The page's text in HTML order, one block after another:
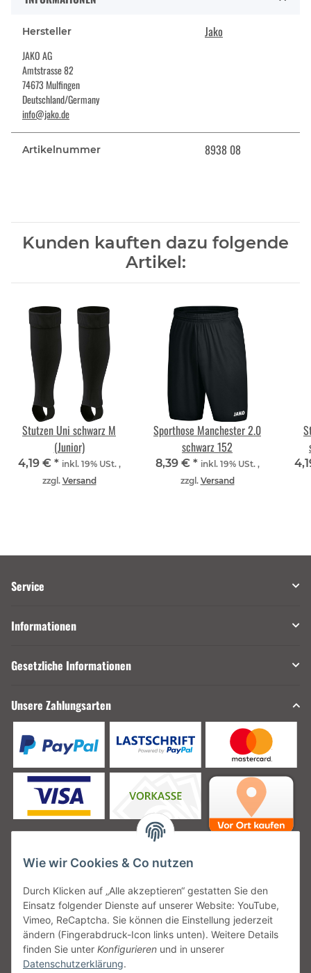
Hersteller Jako
JAKO AG
Amtstrasse 82
74673 Mulfingen
Deutschland/Germany
info@jako.de
Artikelnummer 8938 08
Kunden kauften dazu folgende
Artikel:
Stutzen Uni schwarz M
(Junior)
4,19 € * inkl. 19% USt. ,
zzgl. Versand
Sporthose Manchester 2.0
schwarz 152
8,39 € * inkl. 19% USt. ,
zzgl. Versand
Service
Informationen
Gesetzliche Informationen
Unsere Zahlungsarten
Unsere Versanddienstleister
Unsere Communities
Wie wir Cookies & Co nutzen
Durch Klicken auf „Alle akzeptieren“ gestatten Sie den
Einsatz folgender Dienste auf unserer Website: YouTube,
Vimeo, ReCaptcha. Sie können die Einstellung jederzeit
ändern (Fingerabdruck-Icon links unten). Weitere Details
finden Sie unter Konfigurieren und in unserer
Datenschutzerklärung.